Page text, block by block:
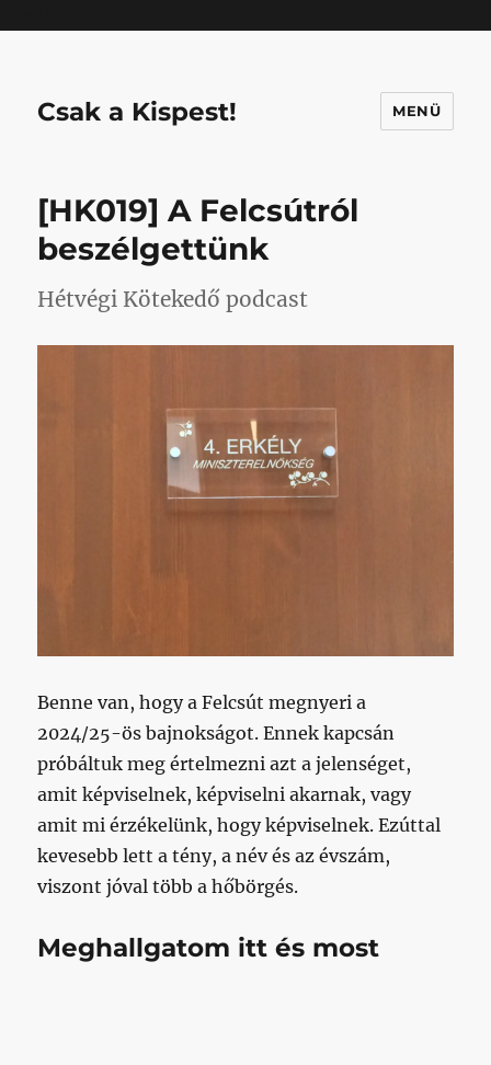
Csak a Kispest! MENÜ
[HK019] A Felcsútról
beszélgettünk
Hétvégi Kötekedő podcast
Benne van, hogy a Felcsút megnyeri a
2024/25-ös bajnokságot. Ennek kapcsán
próbáltuk meg értelmezni azt a jelenséget,
amit képviselnek, képviselni akarnak, vagy
amit mi érzékelünk, hogy képviselnek. Ezúttal
kevesebb lett a tény, a név és az évszám,
viszont jóval több a hőbörgés.
Meghallgatom itt és most